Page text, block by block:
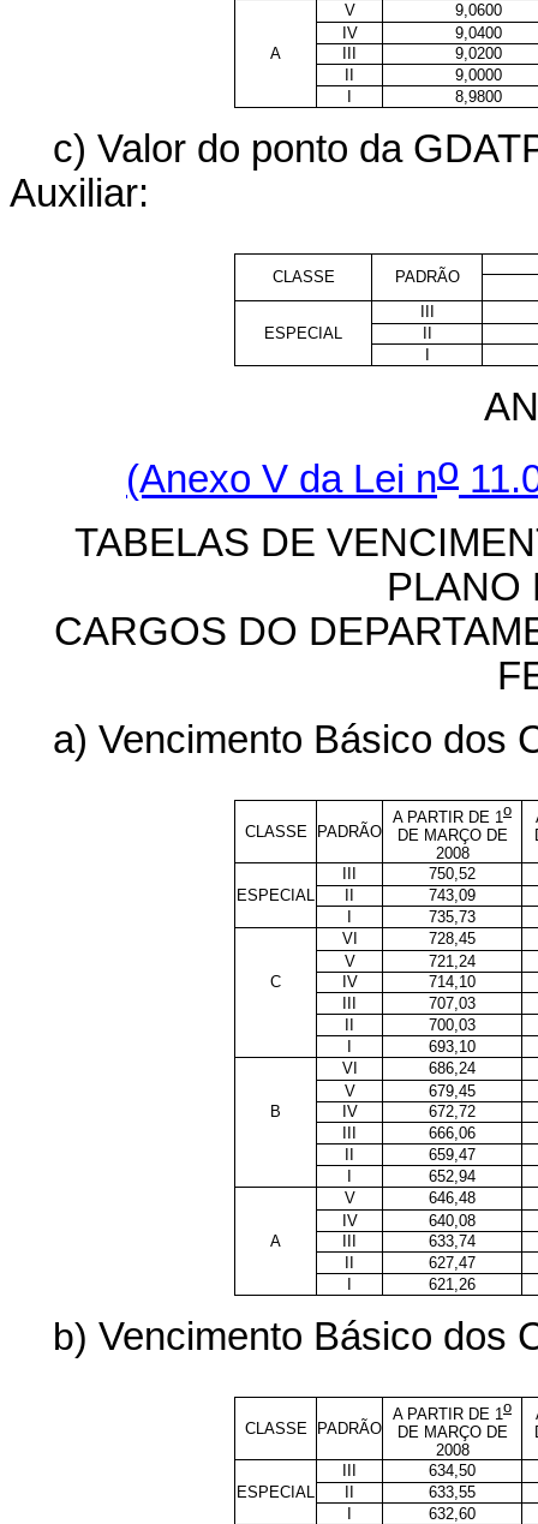
V
9,0600
IV
9,0400
A
9,0200
9,0000
8,9800
c) Valor do ponto da
Auxiliar:
CLASSE
PADRÃO
ESPECIAL
(Anexo V da Lei no
TABELAS DE
PLANO
CARGOS DO
a) Vencimento Básico dos
CLASSE PADRÃO
A PARTIR DE 1 o
DE MARÇO DE
2008
III
750,52
ESPECIAL
II
743,09
I
735,73
VI
728,45
V
721,24
C
IV
714,10
III
707,03
II
700,03
I
693,10
VI
686,24
V
679,45
B
IV
672,72
III
666,06
II
659,47
I
652,94
V
646,48
IV
640,08
A
III
633,74
II
627,47
I
621,26
b) Vencimento Básico dos
CLASSE PADRÃO
A PARTIR DE 1 o
DE MARÇO DE
2008
III
634,50
ESPECIAL
II
633,55
I
632,60